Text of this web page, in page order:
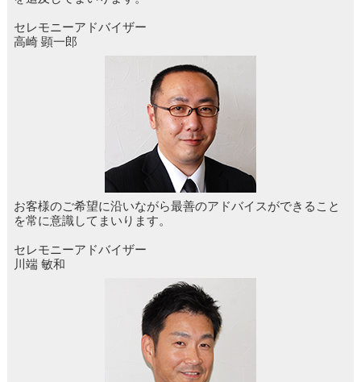
セレモニーアドバイザー
高崎 顕一郎
お客様のご希望に沿いながら最善のアドバイスができること
を常に意識してまいります。
セレモニーアドバイザー
川端 敏和